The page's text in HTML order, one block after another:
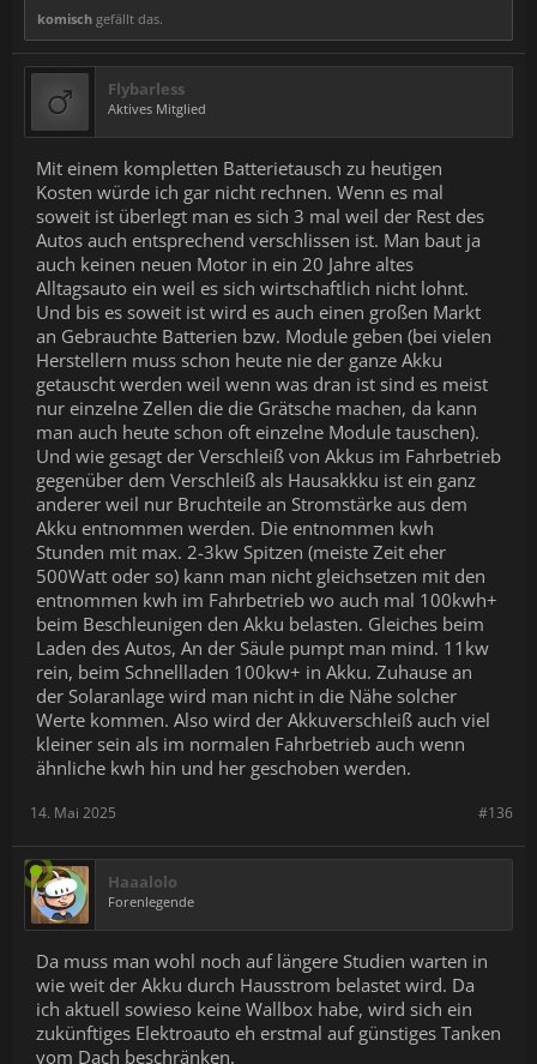
komisch gefällt das.
Flybarless
Aktives Mitglied
Mit einem kompletten Batterietausch zu heutigen
Kosten würde ich gar nicht rechnen. Wenn es mal
soweit ist überlegt man es sich 3 mal weil der Rest des
Autos auch entsprechend verschlissen ist. Man baut ja
auch keinen neuen Motor in ein 20 Jahre altes
Alltagsauto ein weil es sich wirtschaftlich nicht lohnt.
Und bis es soweit ist wird es auch einen großen Markt
an Gebrauchte Batterien bzw. Module geben (bei vielen
Herstellern muss schon heute nie der ganze Akku
getauscht werden weil wenn was dran ist sind es meist
nur einzelne Zellen die die Grätsche machen, da kann
man auch heute schon oft einzelne Module tauschen).
Und wie gesagt der Verschleiß von Akkus im Fahrbetrieb
gegenüber dem Verschleiß als Hausakkku ist ein ganz
anderer weil nur Bruchteile an Stromstärke aus dem
Akku entnommen werden. Die entnommen kwh
Stunden mit max. 2-3kw Spitzen (meiste Zeit eher
500Watt oder so) kann man nicht gleichsetzen mit den
entnommen kwh im Fahrbetrieb wo auch mal 100kwh+
beim Beschleunigen den Akku belasten. Gleiches beim
Laden des Autos, An der Säule pumpt man mind. 11kw
rein, beim Schnellladen 100kw+ in Akku. Zuhause an
der Solaranlage wird man nicht in die Nähe solcher
Werte kommen. Also wird der Akkuverschleiß auch viel
kleiner sein als im normalen Fahrbetrieb auch wenn
ähnliche kwh hin und her geschoben werden.
#136
14. Mai 2025
Haaalolo
Forenlegende
Da muss man wohl noch auf längere Studien warten in
wie weit der Akku durch Hausstrom belastet wird. Da
ich aktuell sowieso keine Wallbox habe, wird sich ein
zukünftiges Elektroauto eh erstmal auf günstiges Tanken
vom Dach beschränken.